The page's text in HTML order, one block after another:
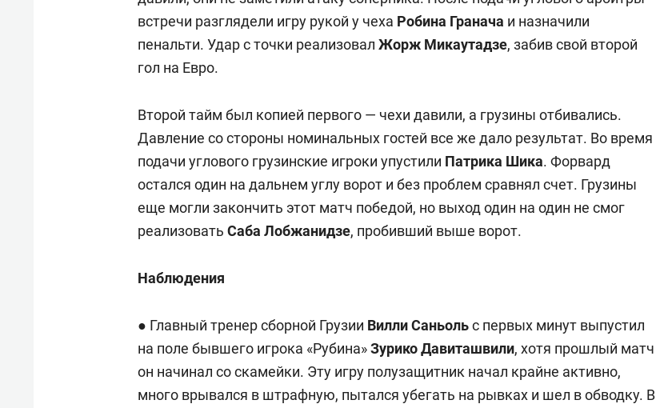
встречи разглядели игру рукой у чеха Робина Гранача и назначили
пенальти. Удар с точки реализовал Жорж Микаутадзе, забив свой второй
гол на Евро.
Второй тайм был копией первого — чехи давили, а грузины отбивались.
Давление со стороны номинальных гостей все же дало результат. Во время
подачи углового грузинские игроки упустили Патрика Шика. Форвард
остался один на дальнем углу ворот и без проблем сравнял счет. Грузины
еще могли закончить этот матч победой, но выход один на один не смог
реализовать Саба Лобжанидзе, пробивший выше ворот.
Наблюдения
● Главный тренер сборной Грузии Вилли Саньольс первых минут выпустил
на поле бывшего игрока «Рубина»Зурико Давиташвили, хотя прошлый матч
он начинал со скамейки. Эту игру полузащитник начал крайне активно,
много врывался в штрафную, пытался убегать на рывках и шел в обводку. В